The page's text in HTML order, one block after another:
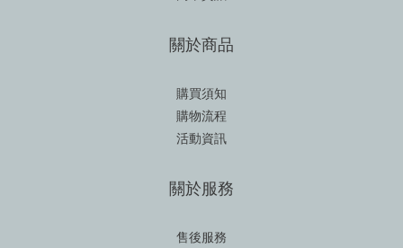
關於商品
購買須知
購物流程
活動資訊
關於服務
售後服務